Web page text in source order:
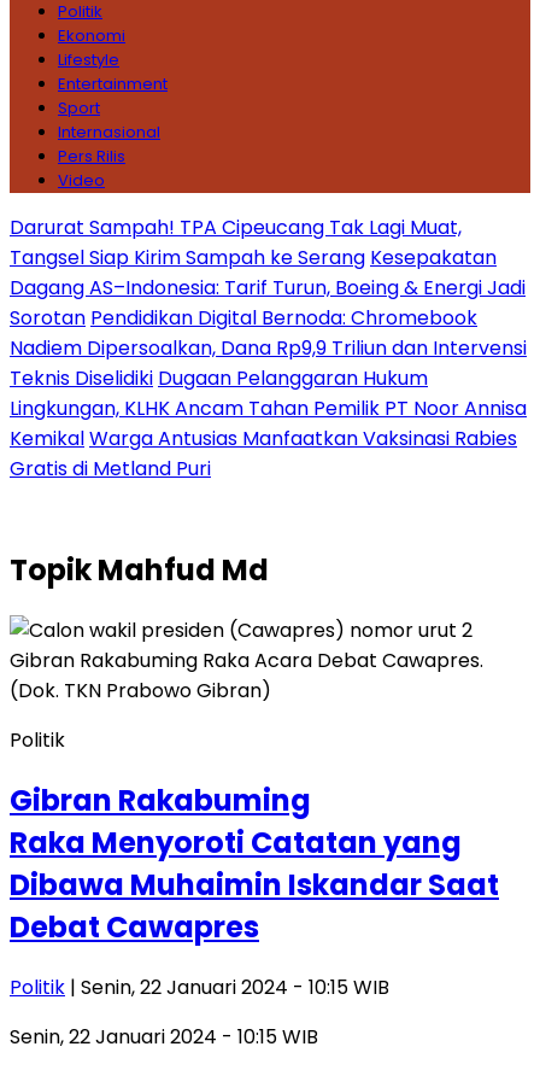
Politik
Ekonomi
Lifestyle
Entertainment
Sport
Internasional
Pers Rilis
Video
Darurat Sampah! TPA Cipeucang Tak Lagi Muat,
Tangsel Siap Kirim Sampah ke Serang Kesepakatan
Dagang AS–Indonesia: Tarif Turun, Boeing & Energi Jadi
Sorotan Pendidikan Digital Bernoda: Chromebook
Nadiem Dipersoalkan, Dana Rp9,9 Triliun dan Intervensi
Teknis Diselidiki Dugaan Pelanggaran Hukum
Lingkungan, KLHK Ancam Tahan Pemilik PT Noor Annisa
KemikalWarga Antusias Manfaatkan Vaksinasi Rabies
Gratis di Metland Puri
TopikMahfud Md
Politik
Gibran Rakabuming
Raka Menyoroti Catatan yang
Dibawa Muhaimin Iskandar Saat
Debat Cawapres
Politik | Senin, 22 Januari 2024 - 10:15 WIB
Senin, 22 Januari 2024 - 10:15 WIB